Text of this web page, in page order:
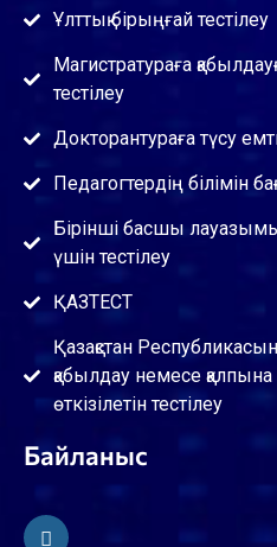
аспаптары)
сақтау және тауартану
Балаларды музыкаға
Балық өндірісі
Банк ісі
Бухгалтерлік есеп
Бұрғылау машиналары
Ұлттық бірыңғай тестілеу
Магистратураға
тестілеу
Докторантураға түсу
Педагогтердің білімін
Бірінші басшы
үшін тестілеу
ҚАЗТЕСТ
Қазақстан
қабылдау немесе қалпына
өткізілетін тестілеу
Байланыс